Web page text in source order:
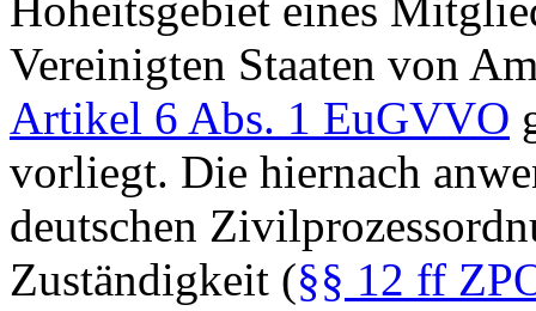
Vereinigten Staaten von
Artikel 6 Abs. 1 EuGVVO
vorliegt. Die hiernach
deutschen
Zuständigkeit (§§ 12 ff